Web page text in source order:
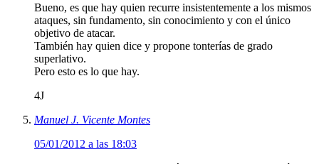
Bueno, es que hay quien recurre insistentemente a los mismos
ataques, sin fundamento, sin conocimiento y con el único
objetivo de atacar.
También hay quien dice y propone tonterías de grado
superlativo.
Pero esto es lo que hay.
4J
Manuel J. Vicente Montes
05/01/2012 a las 18:03